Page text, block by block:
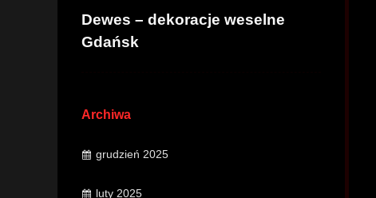
Dewes – dekoracje weselne
Gdańsk
Archiwa
grudzień 2025
luty 2025